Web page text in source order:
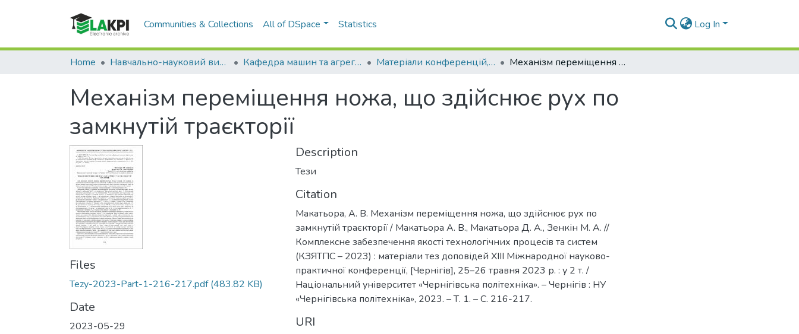
Communities & Collections All of DSpace Statistics Log In
Home Навчально-науковий видавничо-полiграфiчний інститут (НН ВПІ) Кафедра машин та агрегатів поліграфічного виробництва (МАПВ) Матеріали конференцій, семінарів і т.п. (МАПВ) Механізм переміщення ножа, що здійснює рух по замкнутій траєкторії
Механізм переміщення ножа, що здійснює рух по
замкнутій траєкторії
Files
Tezy-2023-Part-1-216-217.pdf(483.82 KB)
Date
2023-05-29
Description
Тези
Citation
Макатьора, А. В. Механізм переміщення ножа, що здійснює рух по
замкнутій траєкторії / Макатьора А. В., Макатьора Д. А., Зенкін М. А. //
Комплексне забезпечення якості технологічних процесів та систем
(КЗЯТПС – 2023) : матеріали тез доповідей XІІІ Міжнародної науково-
практичної конференції, [Чернігів], 25–26 травня 2023 р. : у 2 т. /
Національний університет «Чернігівська політехніка». – Чернігів : НУ
«Чернігівська політехніка», 2023. – Т. 1. – С. 216-217.
URI